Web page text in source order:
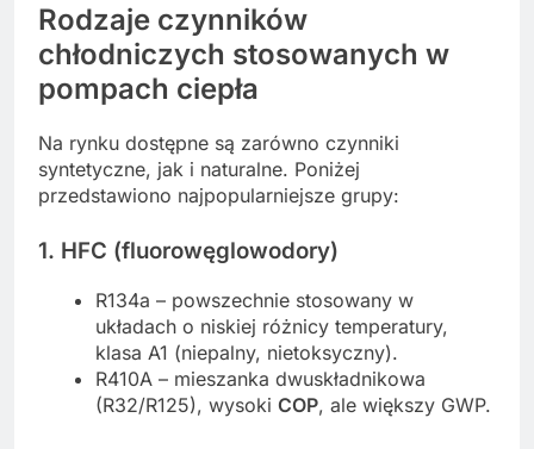
Rodzaje czynników
chłodniczych stosowanych w
pompach ciepła
Na rynku dostępne są zarówno czynniki
syntetyczne, jak i naturalne. Poniżej
przedstawiono najpopularniejsze grupy:
1. HFC (fluorowęglowodory)
R134a – powszechnie stosowany w
układach o niskiej różnicy temperatury,
klasa A1 (niepalny, nietoksyczny).
R410A – mieszanka dwuskładnikowa
(R32/R125), wysoki COP, ale większy GWP.